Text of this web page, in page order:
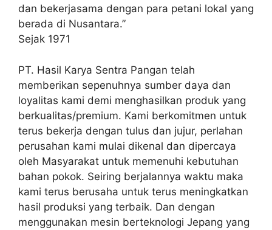
dan bekerjasama dengan para petani lokal yang
berada di Nusantara.”
Sejak 1971
PT. Hasil Karya Sentra Pangan telah
memberikan sepenuhnya sumber daya dan
loyalitas kami demi menghasilkan produk yang
berkualitas/premium. Kami berkomitmen untuk
terus bekerja dengan tulus dan jujur, perlahan
perusahan kami mulai dikenal dan dipercaya
oleh Masyarakat untuk memenuhi kebutuhan
bahan pokok. Seiring berjalannya waktu maka
kami terus berusaha untuk terus meningkatkan
hasil produksi yang terbaik. Dan dengan
menggunakan mesin berteknologi Jepang yang